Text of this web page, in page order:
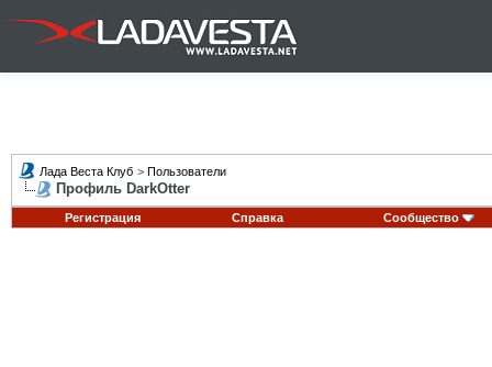
Лада Веста Клуб > Пользователи
Профиль DarkOtter
Регистрация Справка Сообщество